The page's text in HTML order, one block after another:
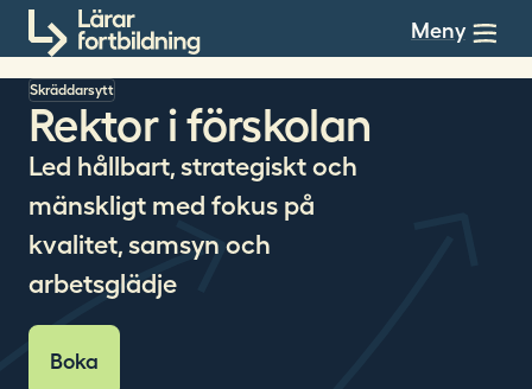
Till innehållet Meny
Skräddarsytt
Rektor i förskolan
Led hållbart, strategiskt och
mänskligt med fokus på
kvalitet, samsyn och
arbetsglädje
Boka